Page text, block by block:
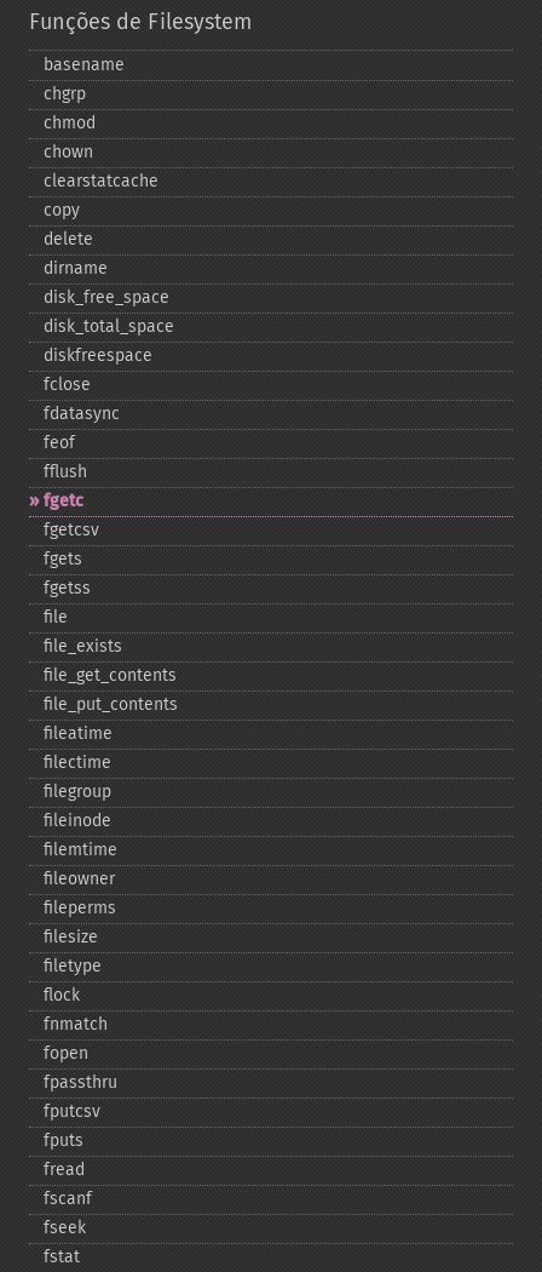
Funções de Filesystem
basename
chgrp
chmod
chown
clearstatcache
copy
delete
dirname
disk_​free_​space
disk_​total_​space
diskfreespace
fclose
fdatasync
feof
fflush
fgetc
fgetcsv
fgets
fgetss
file
file_​exists
file_​get_​contents
file_​put_​contents
fileatime
filectime
filegroup
fileinode
filemtime
fileowner
fileperms
filesize
filetype
flock
fnmatch
fopen
fpassthru
fputcsv
fputs
fread
fscanf
fseek
fstat